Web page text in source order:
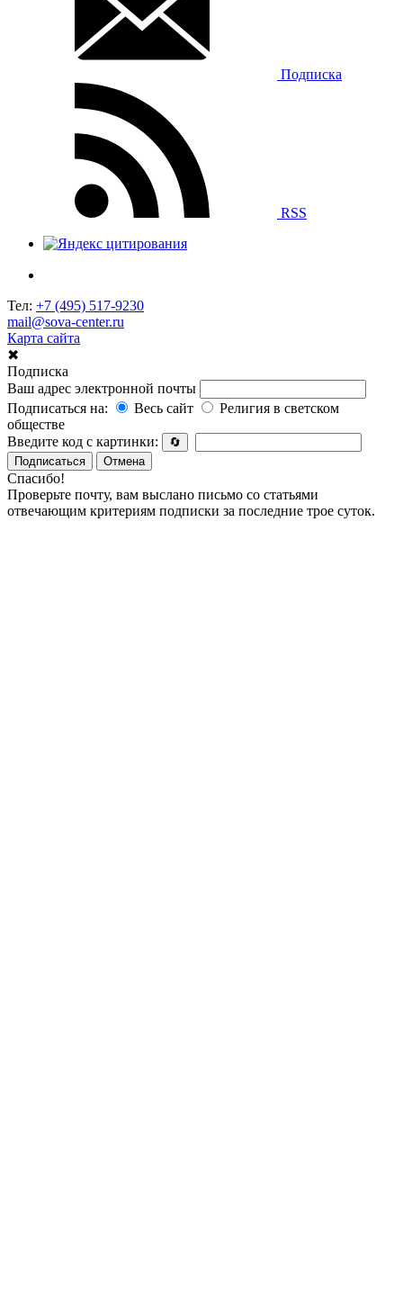
Подписка
RSS
Тел: +7 (495) 517-9230
mail@sova-center.ru
Карта сайта
✖
Подписка
Ваш адрес электронной почты
Подписаться на:
Весь сайт
Религия в светском
обществе
Введите код с картинки:
🔄
Подписаться
Отмена
Спасибо!
Проверьте почту, вам выслано письмо со статьями
отвечающим критериям подписки за последние трое суток.